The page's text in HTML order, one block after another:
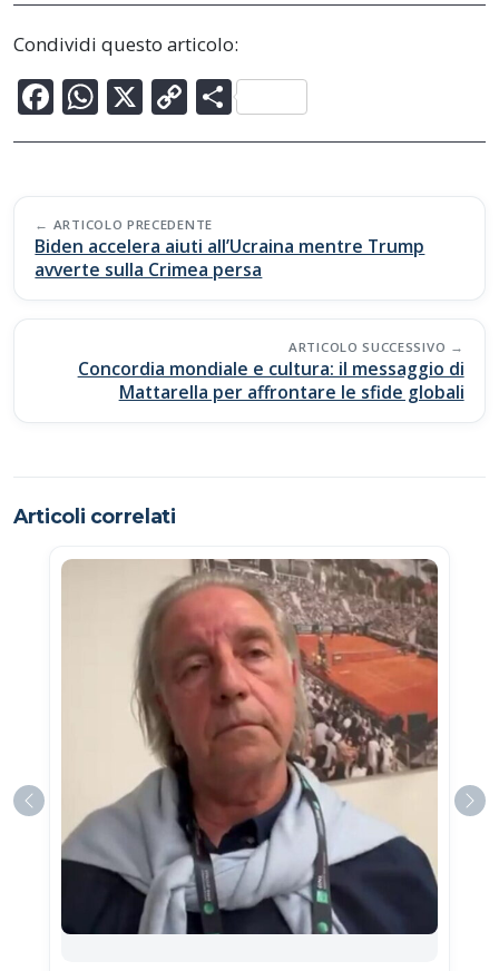
Condividi questo articolo:
F
ac
b
o
o
k
W
h
s
A
p
p
X C
o
y
Li
n
k
C
o
di
vi
di
Post
navigation
ARTICOLO PRECEDENTE
Biden accelera aiuti all’Ucraina mentre Trump
avverte sulla Crimea persa
ARTICOLO SUCCESSIVO
Concordia mondiale e cultura: il messaggio di
Mattarella per affrontare le sfide globali
Articoli correlati